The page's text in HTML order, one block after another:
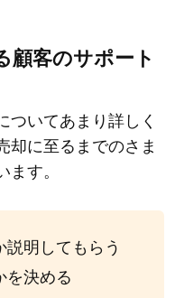
顧客のサポート
ついてあまり詳しく
却に至るまでのさま
す。
明してもらう
を決める